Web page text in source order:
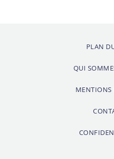
PLAN
QUI
MENTIONS